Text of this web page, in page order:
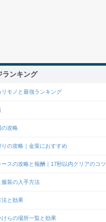
ランキング
リモノと最強ランキング
の攻略
りの攻略｜金策におすすめ
ースの攻略と報酬｜17秒以内クリアのコツ
服装の入手方法
法と効果
けらの場所一覧と効果